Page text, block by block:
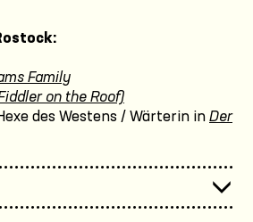
Family
on the Roof)
des Westens / Wärterin in Der